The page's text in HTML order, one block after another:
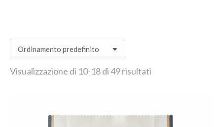
Visualizzazione di 10-18 di 49 risultati